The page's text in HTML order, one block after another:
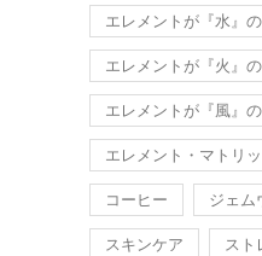
エレメントが『水』
エレメントが『火』
エレメントが『風』
エレメント・マトリ
コーヒー ジェム
スキンケア スト